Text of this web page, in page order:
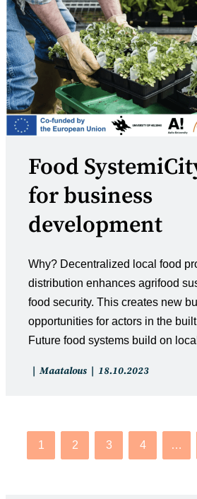
Food
for business
development
Why? Decentralized local food
distribution enhances agrifood
food security. ​This creates new
opportunities for actors in the
Future food systems build on
Artikkelin
Maatalous
Artikkeli
18.10.2023
1 2 3 4 …